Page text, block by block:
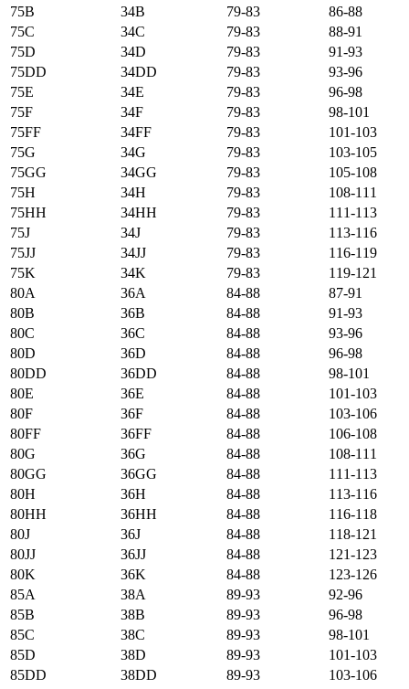
75B 34B 79-83
86-88
75C
34C 79-83
88-91
75D
34D 79-83
91-93
75DD
34DD 79-83
93-96
75E
34E 79-83
96-98
75F
34F 79-83
98-101
75FF
34FF 79-83
101-103
75G
34G 79-83
103-105
75GG
34GG 79-83
105-108
75H
34H 79-83
108-111
75HH
34HH 79-83
111-113
75J
34J 79-83
113-116
75JJ
34JJ 79-83
116-119
75K
34K 79-83
119-121
80А
36А 84-88
87-91
80B
36B 84-88
91-93
80C
36C 84-88
93-96
80D
36D 84-88
96-98
80DD
36DD 84-88
98-101
80E
36E 84-88
101-103
80F
36F 84-88
103-106
80FF
36FF 84-88
106-108
80G
36G 84-88
108-111
80GG
36GG 84-88
111-113
80H
36H 84-88
113-116
80HH
36HH 84-88
116-118
80J
36J 84-88
118-121
80JJ
36JJ 84-88
121-123
80K
36K 84-88
123-126
85А
38А 89-93
92-96
85B
38B 89-93
96-98
85C
38C 89-93
98-101
85D
38D 89-93
101-103
85DD
38DD 89-93
103-106